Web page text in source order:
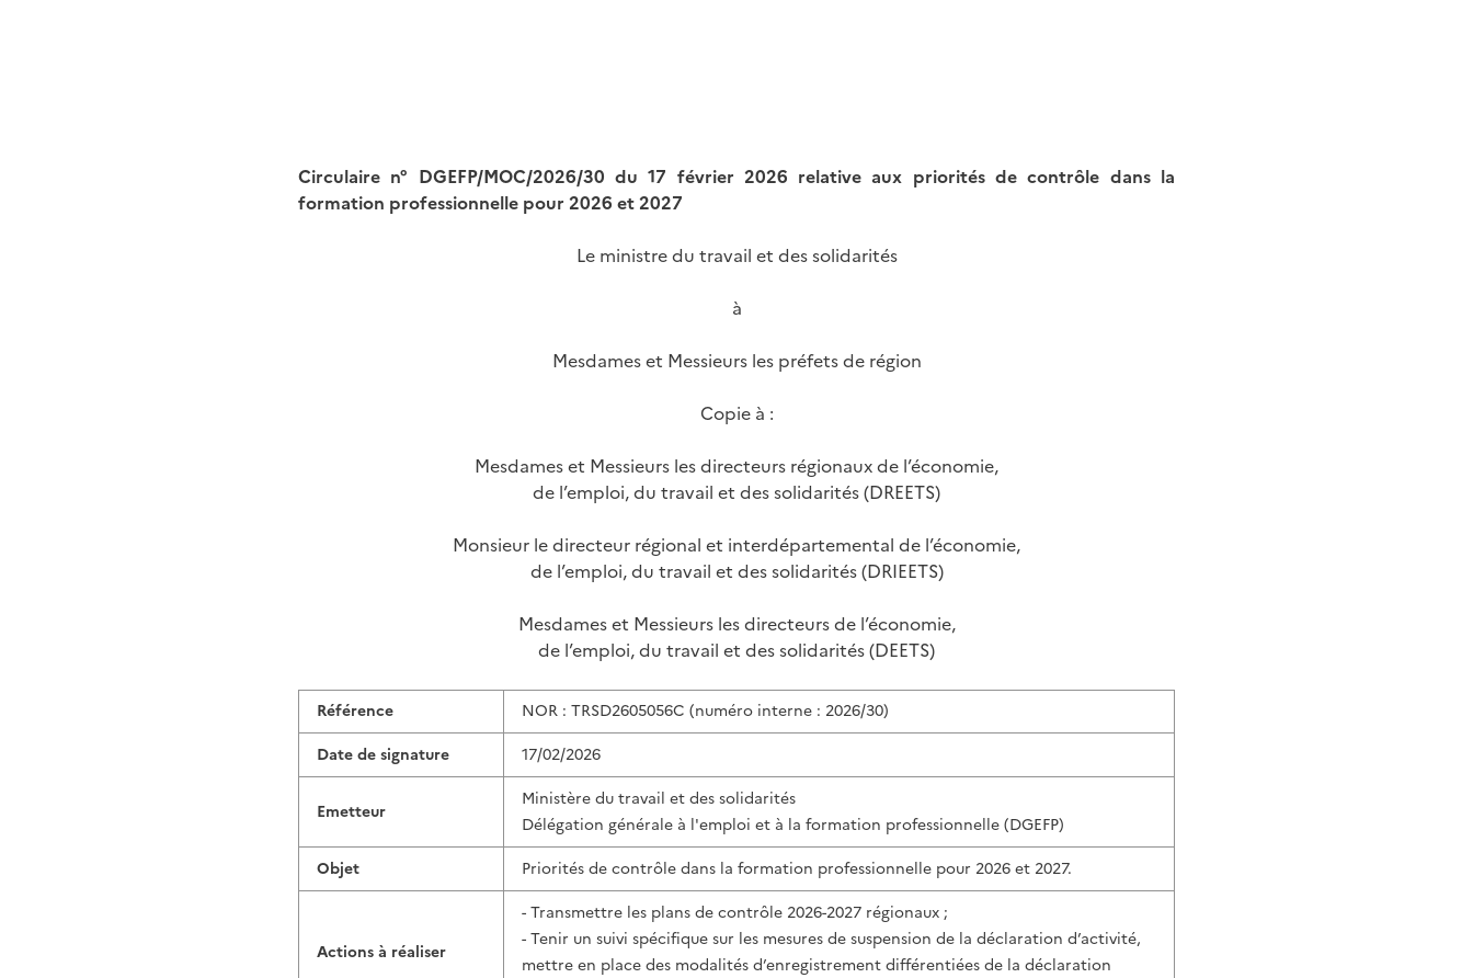
Circulaire n° DGEFP/MOC/2026/30 du 17 février 2026 relative aux priorités de contrôle dans la
formation professionnelle pour 2026 et 2027
Le ministre du travail et des solidarités
à
Mesdames et Messieurs les préfets de région
Copie à :
Mesdames et Messieurs les directeurs régionaux de l’économie,
de l’emploi, du travail et des solidarités (DREETS)
Monsieur le directeur régional et interdépartemental de l’économie,
de l’emploi, du travail et des solidarités (DRIEETS)
Mesdames et Messieurs les directeurs de l’économie,
de l’emploi, du travail et des solidarités (DEETS)
Référence
NOR : TRSD2605056C (numéro interne : 2026/30)
Date de signature
17/02/2026
Emetteur
Ministère du travail et des solidarités
Délégation générale à l'emploi et à la formation professionnelle (DGEFP)
Objet
Priorités de contrôle dans la formation professionnelle pour 2026 et 2027.
Actions à réaliser
- Transmettre les plans de contrôle 2026-2027 régionaux ;
- Tenir un suivi spécifique sur les mesures de suspension de la déclaration d’activité,
mettre en place des modalités d’enregistrement différentiées de la déclaration